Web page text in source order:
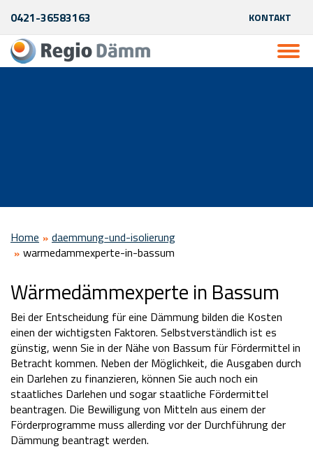
0421-36583163 KONTAKT
Home
daemmung-und-isolierung
warmedammexperte-in-bassum
Wärmedämmexperte in Bassum
Bei der Entscheidung für eine Dämmung bilden die Kosten
einen der wichtigsten Faktoren. Selbstverständlich ist es
günstig, wenn Sie in der Nähe von Bassum für Fördermittel in
Betracht kommen. Neben der Möglichkeit, die Ausgaben durch
ein Darlehen zu finanzieren, können Sie auch noch ein
staatliches Darlehen und sogar staatliche Fördermittel
beantragen. Die Bewilligung von Mitteln aus einem der
Förderprogramme muss allerding vor der Durchführung der
Dämmung beantragt werden.